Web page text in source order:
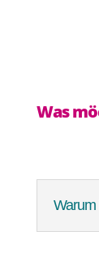
Was
Warum